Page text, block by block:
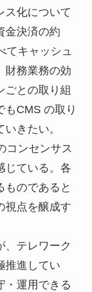
ス化について
金決済の約
てキャッシュ
財務業務の効
ごとの取り組
もCMS の取り
きたい。
コンセンサス
じている。各
ものであると
視点を醸成す
、テレワーク
推進してい
・運用できる